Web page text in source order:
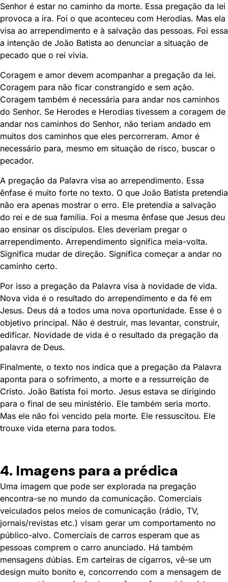
Senhor é estar no caminho da morte. Essa pregação da lei
provoca a ira. Foi o que aconteceu com Herodias. Mas ela
visa ao arrependimento e à salvação das pessoas. Foi essa
a intenção de João Batista ao denunciar a situação de
pecado que o rei vivia.
Coragem e amor devem acompanhar a pregação da lei.
Coragem para não ficar constrangido e sem ação.
Coragem também é necessária para andar nos caminhos
do Senhor. Se Herodes e Herodias tivessem a coragem de
andar nos caminhos do Senhor, não teriam andado em
muitos dos caminhos que eles percorreram. Amor é
necessário para, mesmo em situação de risco, buscar o
pecador.
A pregação da Palavra visa ao arrependimento. Essa
ênfase é muito forte no texto. O que João Batista pretendia
não era apenas mostrar o erro. Ele pretendia a salvação
do rei e de sua família. Foi a mesma ênfase que Jesus deu
ao ensinar os discípulos. Eles deveriam pregar o
arrependimento. Arrependimento significa meia-volta.
Significa mudar de direção. Significa começar a andar no
caminho certo.
Por isso a pregação da Palavra visa à novidade de vida.
Nova vida é o resultado do arrependimento e da fé em
Jesus. Deus dá a todos uma nova oportunidade. Esse é o
objetivo principal. Não é destruir, mas levantar, construir,
edificar. Novidade de vida é o resultado da pregação da
palavra de Deus.
Finalmente, o texto nos indica que a pregação da Palavra
aponta para o sofrimento, a morte e a ressurreição de
Cristo. João Batista foi morto. Jesus estava se dirigindo
para o final de seu ministério. Ele também seria morto.
Mas ele não foi vencido pela morte. Ele ressuscitou. Ele
trouxe vida eterna para todos.
4. Imagens para a prédica
Uma imagem que pode ser explorada na pregação
encontra-se no mundo da comunicação. Comerciais
veiculados pelos meios de comunicação (rádio, TV,
jornais/revistas etc.) visam gerar um comportamento no
público-alvo. Comerciais de carros esperam que as
pessoas comprem o carro anunciado. Há também
mensagens dúbias. Em carteiras de cigarros, vê-se um
design muito bonito e, concorrendo com a mensagem de